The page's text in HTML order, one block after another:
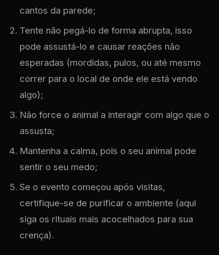
cantos da parede;
Tente não pegá-lo de forma abrupta, isso
pode assustá-lo e causar reações não
esperadas (mordidas, pulos, ou até mesmo
correr para o local de onde ele está vendo
algo);
Não force o animal a interagir com algo que o
assusta;
Mantenha a calma, pois o seu animal pode
sentir o seu medo;
Se o evento começou após visitas,
certifique-se de purificar o ambiente (aqui
siga os rituais mais acocelhados para sua
crença).